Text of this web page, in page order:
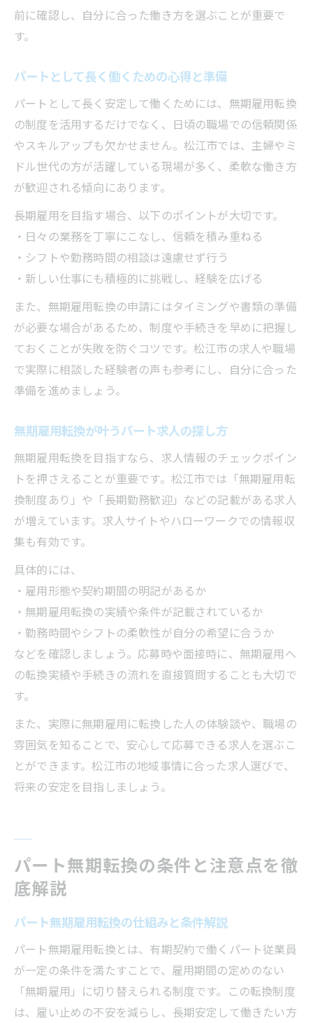
前に確認し、自分に合った働き方を選ぶことが重要で
す。
パートとして長く働くための心得と準備
パートとして長く安定して働くためには、無期雇用転換
の制度を活用するだけでなく、日頃の職場での信頼関係
やスキルアップも欠かせません。松江市では、主婦やミ
ドル世代の方が活躍している現場が多く、柔軟な働き方
が歓迎される傾向にあります。
長期雇用を目指す場合、以下のポイントが大切です。
・日々の業務を丁寧にこなし、信頼を積み重ねる
・シフトや勤務時間の相談は遠慮せず行う
・新しい仕事にも積極的に挑戦し、経験を広げる
また、無期雇用転換の申請にはタイミングや書類の準備
が必要な場合があるため、制度や手続きを早めに把握し
ておくことが失敗を防ぐコツです。松江市の求人や職場
で実際に相談した経験者の声も参考にし、自分に合った
準備を進めましょう。
無期雇用転換が叶うパート求人の探し方
無期雇用転換を目指すなら、求人情報のチェックポイン
トを押さえることが重要です。松江市では「無期雇用転
換制度あり」や「長期勤務歓迎」などの記載がある求人
が増えています。求人サイトやハローワークでの情報収
集も有効です。
具体的には、
・雇用形態や契約期間の明記があるか
・無期雇用転換の実績や条件が記載されているか
・勤務時間やシフトの柔軟性が自分の希望に合うか
などを確認しましょう。応募時や面接時に、無期雇用へ
の転換実績や手続きの流れを直接質問することも大切で
す。
また、実際に無期雇用に転換した人の体験談や、職場の
雰囲気を知ることで、安心して応募できる求人を選ぶこ
とができます。松江市の地域事情に合った求人選びで、
将来の安定を目指しましょう。
パート無期転換の条件と注意点を徹
底解説
パート無期雇用転換の仕組みと条件解説
パート無期雇用転換とは、有期契約で働くパート従業員
が一定の条件を満たすことで、雇用期間の定めのない
「無期雇用」に切り替えられる制度です。この転換制度
は、雇い止めの不安を減らし、長期安定して働きたい方